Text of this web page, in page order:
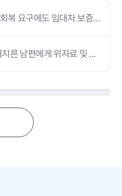
복 요구에도 임대차 보증금
른 남편에게 위자료 및 재